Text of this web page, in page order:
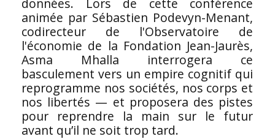
animée par Sébastien Podevyn-Menant,
codirecteur de l'Observatoire de
l'économie de la Fondation Jean-Jaurès,
Asma Mhalla interrogera ce
basculement vers un empire cognitif qui
reprogramme nos sociétés, nos corps et
nos libertés — et proposera des pistes
pour reprendre la main sur le futur
avant qu’il ne soit trop tard.